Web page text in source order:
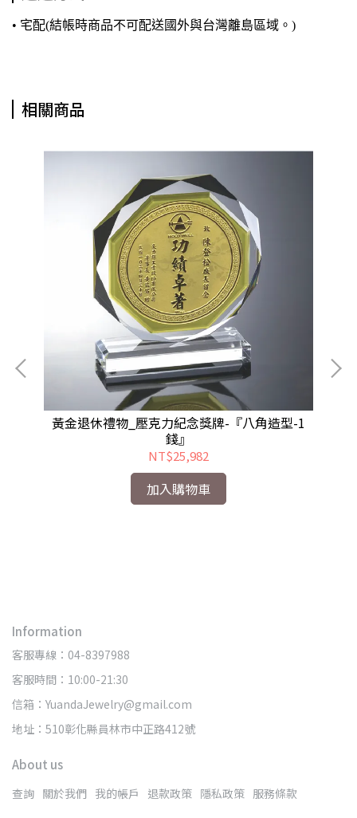
• 宅配(結帳時商品不可配送國外與台灣離島區域。)
相關商品
黃金退休禮物_壓克力紀念獎牌-『八角造型-1
錢』
NT$25,982
加入購物車
Information
客服專線：04-8397988
客服時間：10:00-21:30
信箱：YuandaJewelry@gmail.com
地址：510彰化縣員林市中正路412號
About us
查詢 關於我們 我的帳戶 退款政策 隱私政策 服務條款